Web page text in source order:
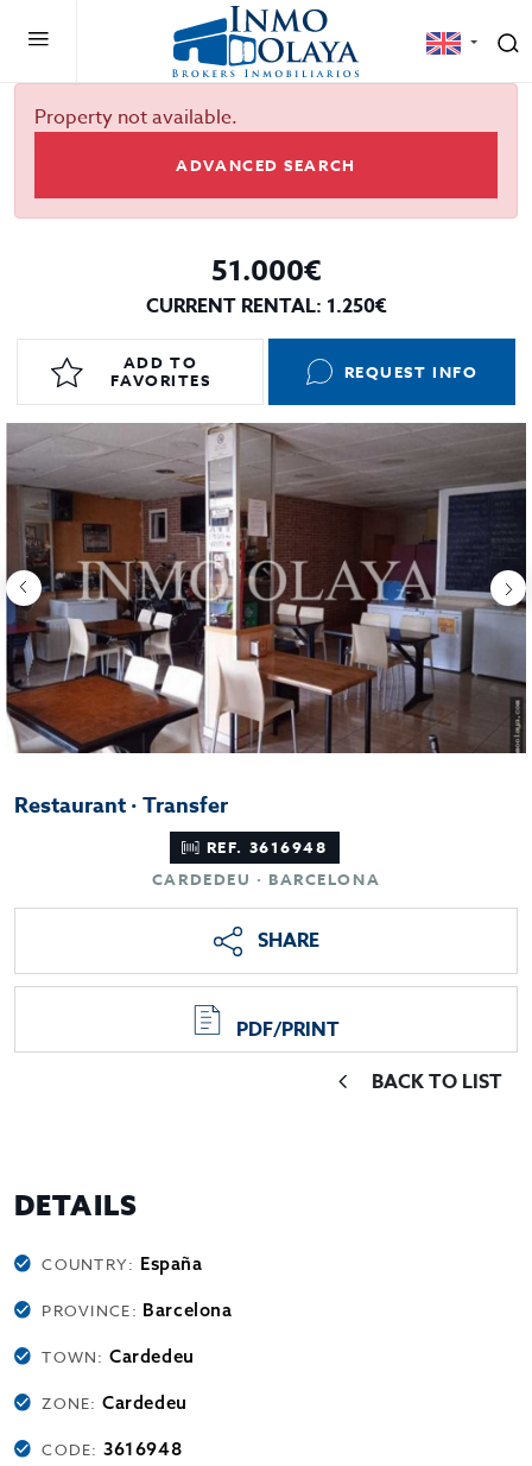
Property not available.
ADVANCED SEARCH
51.000€
CURRENT RENTAL: 1.250€
ADD TO
FAVORITES
REQUEST INFO
Restaurant · Transfer
REF. 3616948
CARDEDEU · BARCELONA
SHARE
PDF/PRINT
BACK TO LIST
DETAILS
COUNTRY: España
PROVINCE: Barcelona
TOWN:Cardedeu
ZONE:Cardedeu
CODE:3616948